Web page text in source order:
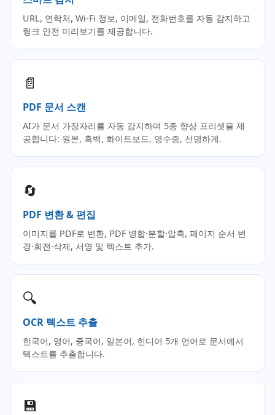
URL, 연락처, Wi-Fi 정보, 이메일, 전화번호를 자동 감지하고
링크 안전 미리보기를 제공합니다.
📄
PDF 문서 스캔
AI가 문서 가장자리를 자동 감지하며 5종 향상 프리셋을 제
공합니다: 원본, 흑백, 화이트보드, 영수증, 선명하게.
🔄
PDF 변환 & 편집
이미지를 PDF로 변환, PDF 병합·분할·압축, 페이지 순서 변
경·회전·삭제, 서명 및 텍스트 추가.
🔍
OCR 텍스트 추출
한국어, 영어, 중국어, 일본어, 힌디어 5개 언어로 문서에서
텍스트를 추출합니다.
💾